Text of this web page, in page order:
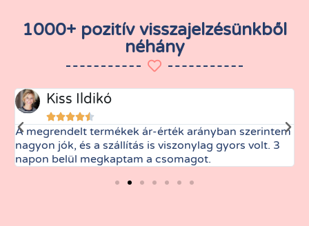
1000+ pozitív visszajelzésünkből
néhány
Kiss Ildikó

A megrendelt termékek ár-érték arányban szerintem
nagyon jók, és a szállítás is viszonylag gyors volt. 3
napon belül megkaptam a csomagot.